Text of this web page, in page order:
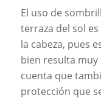
El uso de
terraza del sol
la cabeza, pues
bien resulta
cuenta que
protección que